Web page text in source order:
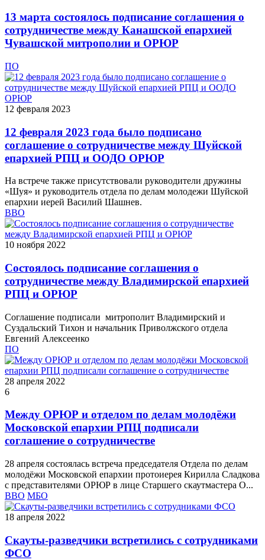
13 марта состоялось подписание соглашения о
сотрудничестве между Канашской епархией
Чувашской митрополии и ОРЮР
ПО
12 февраля 2023
12 февраля 2023 года было подписано
соглашение о сотрудничестве между Шуйской
епархией РПЦ и ООДО ОРЮР
На встрече также присутствовали руководители дружины
«Шуя» и руководитель отдела по делам молодежи Шуйской
епархии иерей Василий Шашнев.
ВВО
10 ноября 2022
Состоялось подписание соглашения о
сотрудничестве между Владимирской епархией
РПЦ и ОРЮР
Соглашение подписали митрополит Владимирский и
Суздальский Тихон и начальник Приволжского отдела
Евгений Алексеенко
ПО
28 апреля 2022
6
Между ОРЮР и отделом по делам молодёжи
Московской епархии РПЦ подписали
соглашение о сотрудничестве
28 апреля состоялась встреча председателя Отдела по делам
молодёжи Московской епархии протоиерея Кирилла Сладкова
с представителями ОРЮР в лице Старшего скаутмастера О...
ВВО МБО
18 апреля 2022
Скауты-разведчики встретились с сотрудниками
ФСО